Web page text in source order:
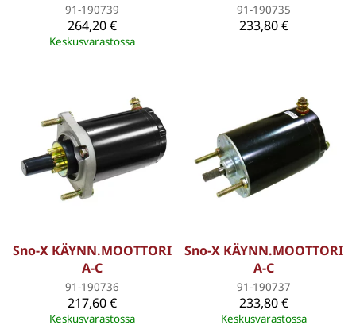
91-190739
264,20 €
Keskusvarastossa
91-190735
233,80 €
Sno-X KÄYNN.MOOTTORI
A-C
91-190736
217,60 €
Keskusvarastossa
Sno-X KÄYNN.MOOTTORI
A-C
91-190737
233,80 €
Keskusvarastossa